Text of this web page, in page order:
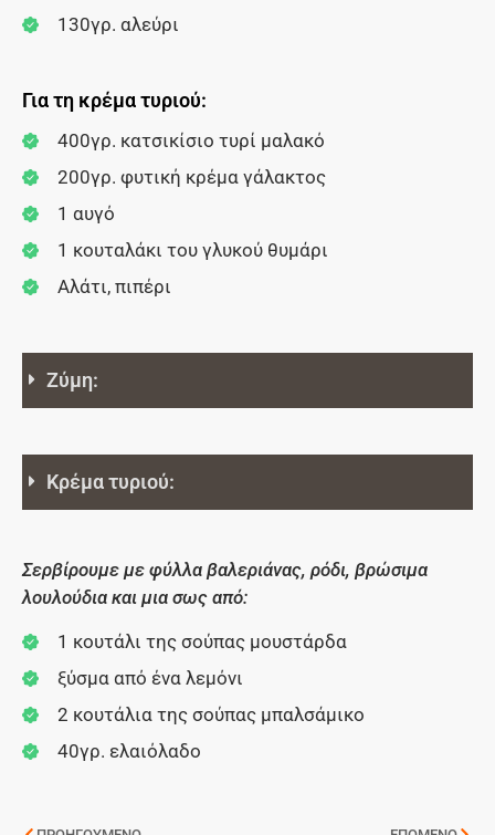
130γρ. αλεύρι
Για τη κρέμα τυριού:
400γρ. κατσικίσιο τυρί μαλακό
200γρ. φυτική κρέμα γάλακτος
1 αυγό
1 κουταλάκι του γλυκού θυμάρι
Αλάτι, πιπέρι
Ζύμη:
Κρέμα τυριού:
Σερβίρουμε με φύλλα βαλεριάνας, ρόδι, βρώσιμα
λουλούδια και μια σως από:
1 κουτάλι της σούπας μουστάρδα
ξύσμα από ένα λεμόνι
2 κουτάλια της σούπας μπαλσάμικο
40γρ. ελαιόλαδο